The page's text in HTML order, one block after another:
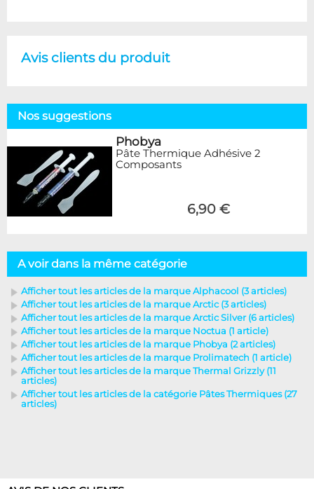
Avis clients du produit
Nos suggestions
Phobya
Pâte Thermique Adhésive 2
Composants
6,90 €
A voir dans la même catégorie
Afficher tout les articles de la marque Alphacool (3 articles)
Afficher tout les articles de la marque Arctic (3 articles)
Afficher tout les articles de la marque Arctic Silver (6 articles)
Afficher tout les articles de la marque Noctua (1 article)
Afficher tout les articles de la marque Phobya (2 articles)
Afficher tout les articles de la marque Prolimatech (1 article)
Afficher tout les articles de la marque Thermal Grizzly (11
articles)
Afficher tout les articles de la catégorie Pâtes Thermiques (27
articles)